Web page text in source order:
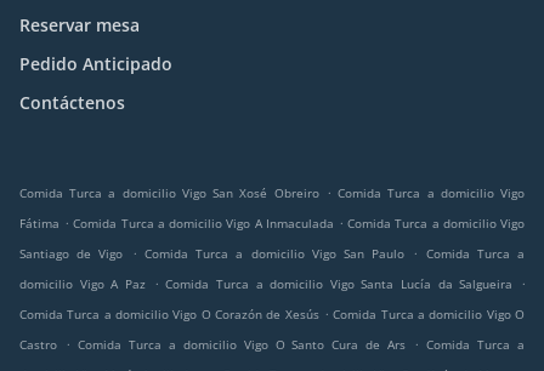
Reservar mesa
Pedido Anticipado
Contáctenos
Comida Turca a domicilio Vigo San Xosé Obreiro . Comida Turca a domicilio Vigo
Fátima . Comida Turca a domicilio Vigo A Inmaculada . Comida Turca a domicilio Vigo
Santiago de Vigo
. Comida Turca a domicilio Vigo San Paulo . Comida Turca a
domicilio Vigo A Paz
. Comida Turca a domicilio Vigo Santa Lucía da Salgueira
.
Comida Turca a domicilio Vigo O Corazón de Xesús . Comida Turca a domicilio Vigo O
Castro
. Comida Turca a domicilio Vigo O Santo Cura de Ars . Comida Turca a